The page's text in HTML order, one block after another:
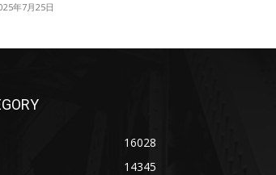
年7月25日
16028
14345